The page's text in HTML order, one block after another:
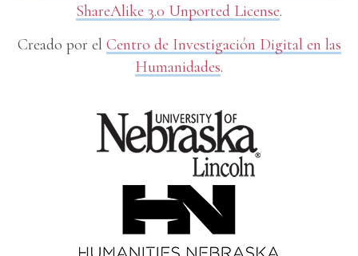
ShareAlike 3.0 Unported License.
Creado por el Centro de Investigación Digital en las
Humanidades.